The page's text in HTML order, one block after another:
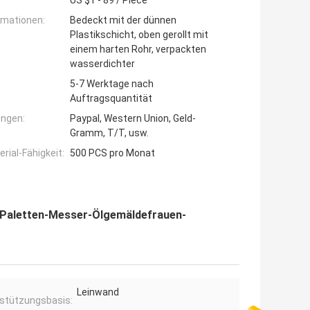
Bedeckt mit der dünnen
Plastikschicht, oben gerollt mit
einem harten Rohr, verpackten
wasserdichter
5-7 Werktage nach
Auftragsquantität
Paypal, Western Union, Geld-
Gramm, T/T, usw.
Fähigkeit:
500 PCS pro Monat
Messer-Ölgemäldefrauen-
Leinwand